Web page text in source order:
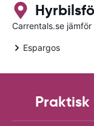
Carrentals.se
Espargos